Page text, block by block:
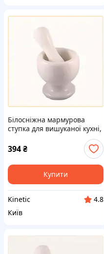
Білосніжна мармурова
ступка для вишуканої кухні,
394₴
Купити
Kinetic
4.8
Київ